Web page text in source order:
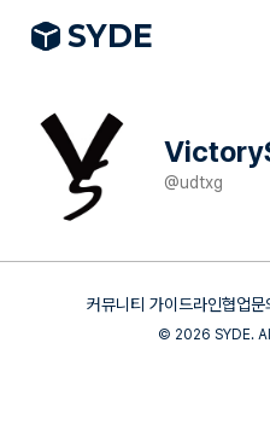
SYDE
@udtxg
커뮤니티 가이드라인협업문
© 2026 SYDE.